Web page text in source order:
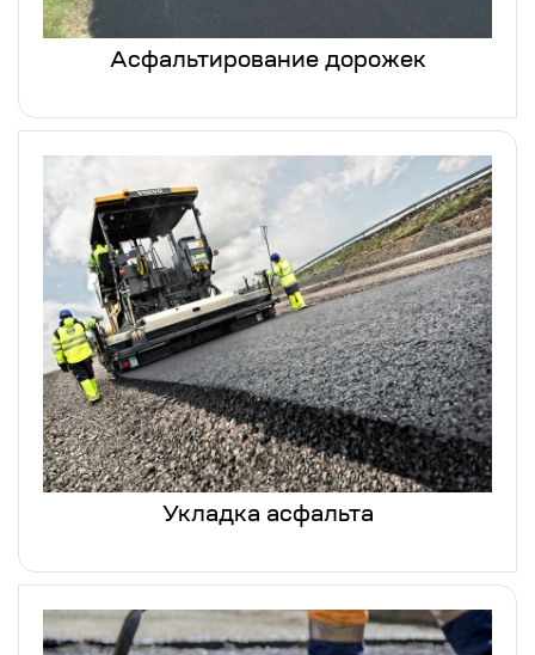
Асфальтирование дорожек
Укладка асфальта